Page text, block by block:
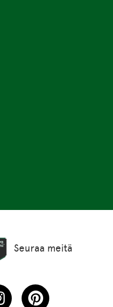
Seuraa meitä